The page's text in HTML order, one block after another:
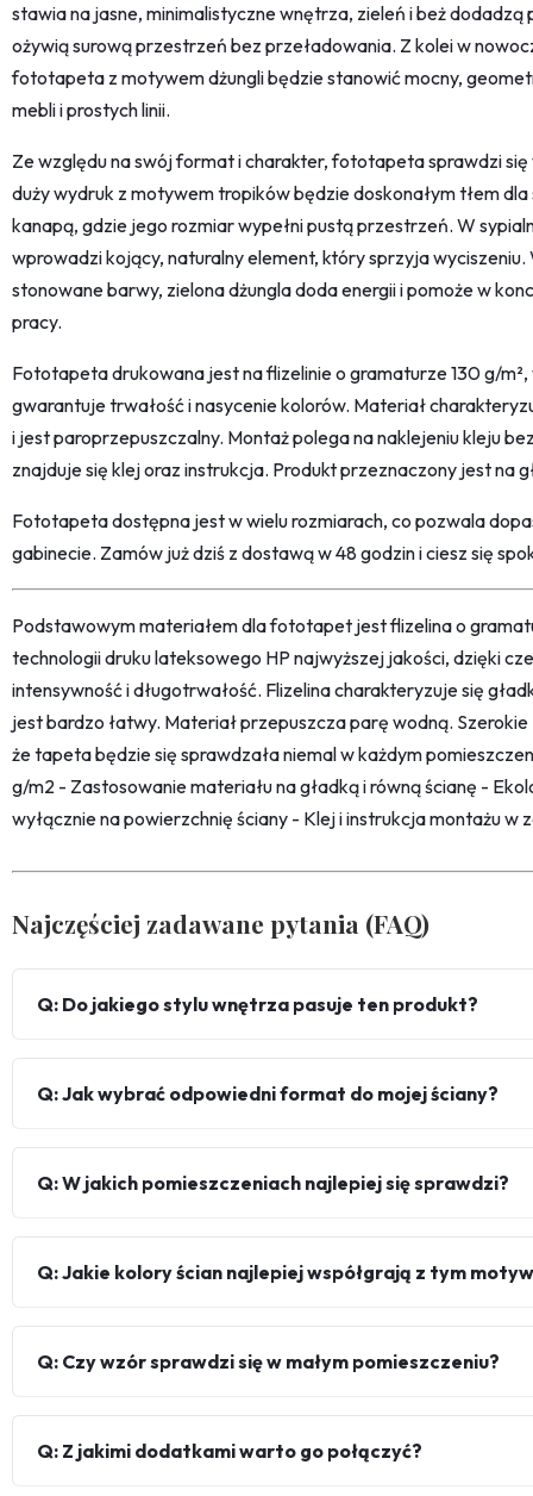
stawia na jasne, minimalistyczne wnętrza, zieleń i beż
ożywią surową przestrzeń bez przeładowania. Z kolei w
fototapeta z motywem dżungli będzie stanowić mocny,
mebli i prostych linii.
Ze względu na swój format i charakter, fototapeta sprawdzi się
duży wydruk z motywem tropików będzie doskonałym tłem
kanapą, gdzie jego rozmiar wypełni pustą przestrzeń. W
wprowadzi kojący, naturalny element, który sprzyja
stonowane barwy, zielona dżungla doda energii i pomoże w
pracy.
Fototapeta drukowana jest na flizelinie o gramaturze 130 g/
gwarantuje trwałość i nasycenie kolorów. Materiał
i jest paroprzepuszczalny. Montaż polega na naklejeniu kleju
znajduje się klej oraz instrukcja. Produkt przeznaczony jest na
Fototapeta dostępna jest w wielu rozmiarach, co pozwala
gabinecie. Zamów już dziś z dostawą w 48 godzin i ciesz się
Podstawowym materiałem dla fototapet jest flizelina o
technologii druku lateksowego HP najwyższej jakości, dzięki
intensywność i długotrwałość. Flizelina charakteryzuje się
jest bardzo łatwy. Materiał przepuszcza parę wodną.
że tapeta będzie się sprawdzała niemal w każdym
g/m2 - Zastosowanie materiału na gładką i równą ścianę -
wyłącznie na powierzchnię ściany - Klej i instrukcja montażu w
Najczęściej zadawane pytania (FAQ)
Q: Do jakiego stylu wnętrza pasuje ten produkt?
Q: Jak wybrać odpowiedni format do mojej ściany?
Q: W jakich pomieszczeniach najlepiej się sprawdzi?
Q: Jakie kolory ścian najlepiej współgrają z tym
Q: Czy wzór sprawdzi się w małym pomieszczeniu?
Q: Z jakimi dodatkami warto go połączyć?